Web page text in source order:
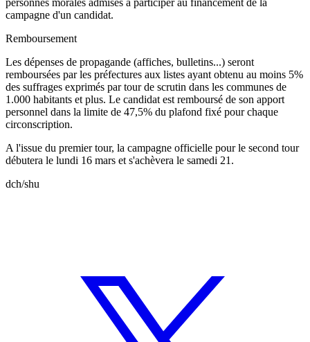
campagne d'un candidat.
Remboursement
Les dépenses de propagande (affiches, bulletins...) seront
remboursées par les préfectures aux listes ayant obtenu au moins 5%
des suffrages exprimés par tour de scrutin dans les communes de
1.000 habitants et plus. Le candidat est remboursé de son apport
personnel dans la limite de 47,5% du plafond fixé pour chaque
circonscription.
A l'issue du premier tour, la campagne officielle pour le second tour
débutera le lundi 16 mars et s'achèvera le samedi 21.
dch/shu